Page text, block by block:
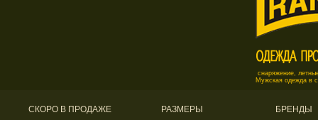
снаряжение,
Мужская одежда в
СКОРО В ПРОДАЖЕ РАЗМЕРЫ БРЕНДЫ